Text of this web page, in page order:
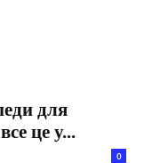
для
це у...
0